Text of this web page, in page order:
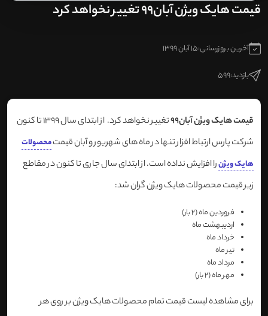
قیمت هایک ویژن آبان99 تغییر نخواهد کرد
آخرین بروزرسانی:15 آبان 1399
بازدید:599
قیمت هایک ویژن آبان99
تغییر نخواهد کرد. از ابتدای سال 1399 تا کنون
شرکت پارس ارتباط افزار تنها در ماه های شهریور و آبان قیمتمحصولات
هایک ویژنرا افزایش نداده است. از ابتدای سال جاری تا کنون در مقاطع
زیر قیمت محصولات هایک ویژن گران شد:
فروردین ماه (2 بار)
اردیبهشت ماه
خرداد ماه
تیر ماه
مرداد ماه
مهر ماه (2 بار)
برای مشاهده لیست قیمت تمام محصولات هایک ویژن بر روی هر